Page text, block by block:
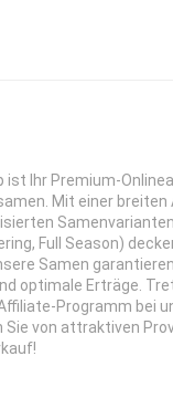
ist Ihr Premium-
Mit einer breiten
Full Season)
Samen
optimale Erträge.
Programm bei
Sie von attraktiven